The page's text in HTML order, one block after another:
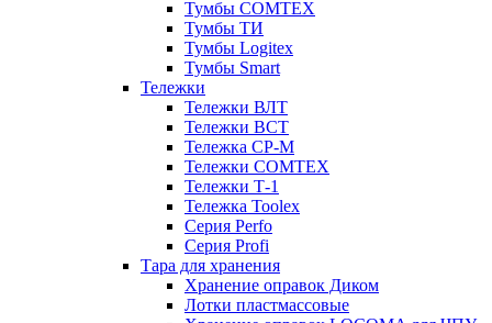
Тумбы COMTEX
Тумбы ТИ
Тумбы Logitex
Тумбы Smart
Тележки
Тележки ВЛТ
Тележки ВСТ
Тележка СР-М
Тележки COMTEX
Тележки Т-1
Тележка Toolex
Серия Perfo
Серия Profi
Тара для хранения
Хранение оправок Диком
Лотки пластмассовые